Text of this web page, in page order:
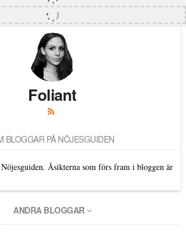
Foliant
BLOGGAR PÅ NÖJESGUIDEN
Åsikterna som förs fram i bloggen är
ANDRA BLOGGAR